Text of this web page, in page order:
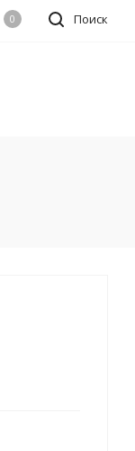
Поиск
0